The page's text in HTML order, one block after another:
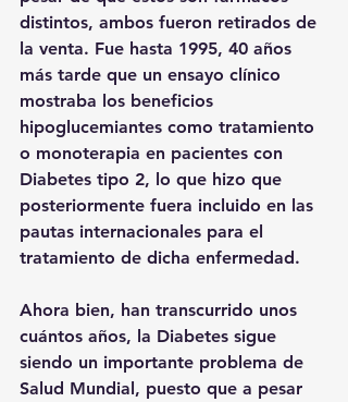
distintos, ambos fueron retirados de
la venta. Fue hasta 1995, 40 años
más tarde que un ensayo clínico
mostraba los beneficios
hipoglucemiantes como tratamiento
o monoterapia en pacientes con
Diabetes tipo 2, lo que hizo que
posteriormente fuera incluido en las
pautas internacionales para el
tratamiento de dicha enfermedad.
Ahora bien, han transcurrido unos
cuántos años, la Diabetes sigue
siendo un importante problema de
Salud Mundial, puesto que a pesar